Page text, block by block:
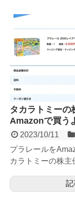
タカラトミーの
Amazonで買う
2023/10/11
プラレールを
カラトミーの株
記